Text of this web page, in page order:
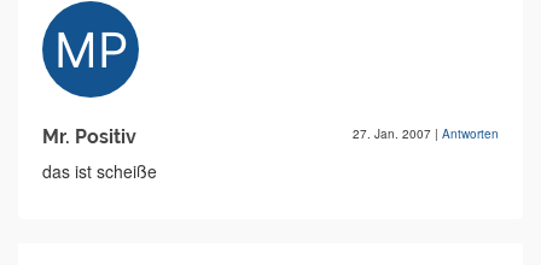
Mr. Positiv 27. Jan. 2007 | Antworten
das ist scheiße